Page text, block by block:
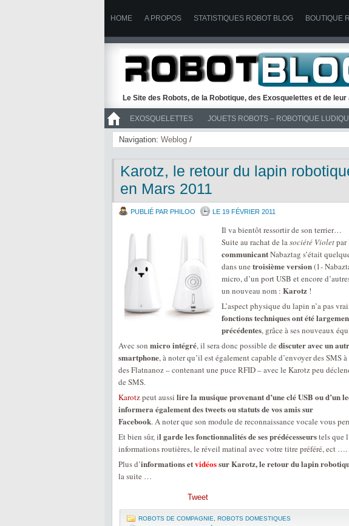
HOME A PROPOS STATISTIQUES ROBOT BLOG BOUTIQUE
Le Site des Robots, de la Robotique, des Exosquelettes et de
EXOSQUELETTES JOUETS ROBOTS – ROBOTIQUE
>> ROBOTS
Navigation: Weblog /
Karotz, le retour du lapin
en Mars 2011
PUBLIÉ PAR PHILOO LE 19 FÉVRIER 2011
Il va bientôt ressortir de son terrier…
Suite au rachat de lasociété Violetpar
communicantNabaztag s’était
dans une troisième version(1-
micro, d’un port USB et encore
un nouveau nom : Karotz !
L’aspect physique du lapin n’a pas
fonctions techniques ont été
précédentes, grâce à ses nouveaux
Avec son micro intégré, il sera donc possible de discuter avec un
smartphone, à noter qu’il est également capable d’envoyer des
des Flatnanoz – contenant une puce RFID – avec le Karotz peu
de SMS.
Karotzpeut aussi lire la musique provenant d’une clé USB ou d’un
informera également des tweets ou statuts de vos amis sur
Facebook. A noter que son module de reconnaissance vocale vous
Et bien sûr, il garde les fonctionnalités de ses prédécesseurstels que
informations routières, le réveil matinal avec votre titre préféré, ect ….
Plus d’informations etvidéossur Karotz, le retour du lapin
la suite …
Tweet
ROBOTS DE COMPAGNIE
ROBOTS DOMESTIQUES